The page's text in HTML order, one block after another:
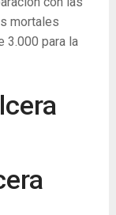
mortales
3.000 para la